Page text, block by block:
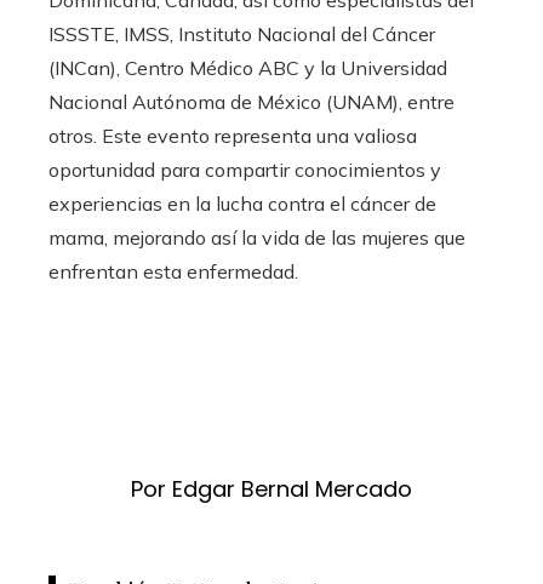
ISSSTE, IMSS, Instituto Nacional del Cáncer
(INCan), Centro Médico ABC y la Universidad
Nacional Autónoma de México (UNAM), entre
otros. Este evento representa una valiosa
oportunidad para compartir conocimientos y
experiencias en la lucha contra el cáncer de
mama, mejorando así la vida de las mujeres que
enfrentan esta enfermedad.
Por Edgar Bernal Mercado